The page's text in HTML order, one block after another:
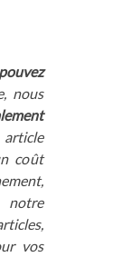
nous
coût
notre
vos